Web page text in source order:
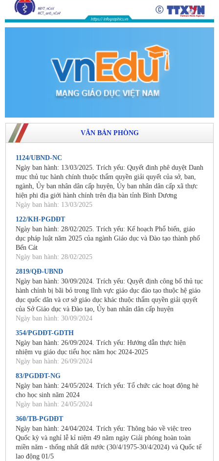
VĂN BẢN PHÒNG
1124/UBND-NC
Ngày ban hành: 13/03/2025. Trích yếu: Quyết đinh phê duyệt Danh
mục thủ tục hành chính thuộc thẩm quyền giải quyết của sở, ban,
ngành, Ủy ban nhân dân cấp huyện, Ủy ban nhân dân cấp xã thực
hiện phi địa giới hành chính trên địa bàn tỉnh Bình Dương
Ngày ban hành: 13/03/2025
122/KH-PGDĐT
Ngày ban hành: 28/02/2025. Trích yếu: Kế hoạch Phổ biến, giáo
dục pháp luật năm 2025 của ngành Giáo dục và Đào tạo thành phố
Bến Cát
Ngày ban hành: 28/02/2025
2819/QĐ-UBND
Ngày ban hành: 30/09/2024. Trích yếu: Quyết định công bố thủ tục
hành chính bị bãi bỏ trong lĩnh vực giáo dục đào tạo thuộc hệ giáo
dục quốc dân và cơ sở giáo dục khác thuộc thẩm quyền giải quyết
của Sở Giáo dục và Đào tạo, Ủy ban nhân dân cấp huyện
Ngày ban hành: 30/09/2024
354/PGDĐT-GDTH
Ngày ban hành: 26/09/2024. Trích yếu: Hướng dẫn thực hiện
nhiệm vụ giáo dục tiểu học năm học 2024-2025
Ngày ban hành: 26/09/2024
83/PGDĐT-NG
Ngày ban hành: 24/05/2024. Trích yếu: Tổ chức các hoạt động hè
cho học sinh năm 2024
Ngày ban hành: 24/05/2024
360/TB-PGDĐT
Ngày ban hành: 24/04/2024. Trích yếu: Thông báo về việc treo
Quốc kỳ và nghỉ lễ kỉ niệm 49 năm ngày Giải phóng hoàn toàn
miền năm - thống nhất đất nước (30/4/1975-30/4/2024) và Quốc tế
lao động 01/5